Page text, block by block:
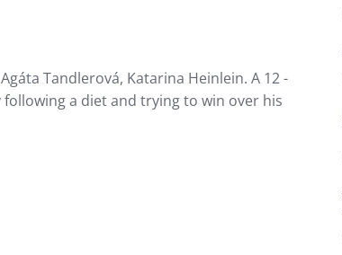
Tandlerová, Katarina Heinlein. A 12 -
a diet and trying to win over his